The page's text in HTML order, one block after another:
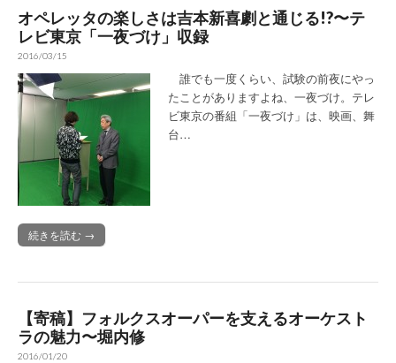
オペレッタの楽しさは吉本新喜劇と通じる!?〜テ
レビ東京「一夜づけ」収録
2016/03/15
誰でも一度くらい、試験の前夜にやっ
たことがありますよね、一夜づけ。テレ
ビ東京の番組「一夜づけ」は、映画、舞
台…
続きを読む →
【寄稿】フォルクスオーパーを支えるオーケスト
ラの魅力〜堀内修
2016/01/20